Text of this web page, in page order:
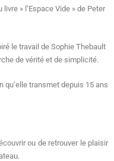
» l’Espace Vide » de Peter
le travail de Sophie Thebault
de vérité et de simplicité.
qu’elle transmet depuis 15 ans
ou de retrouver le plaisir